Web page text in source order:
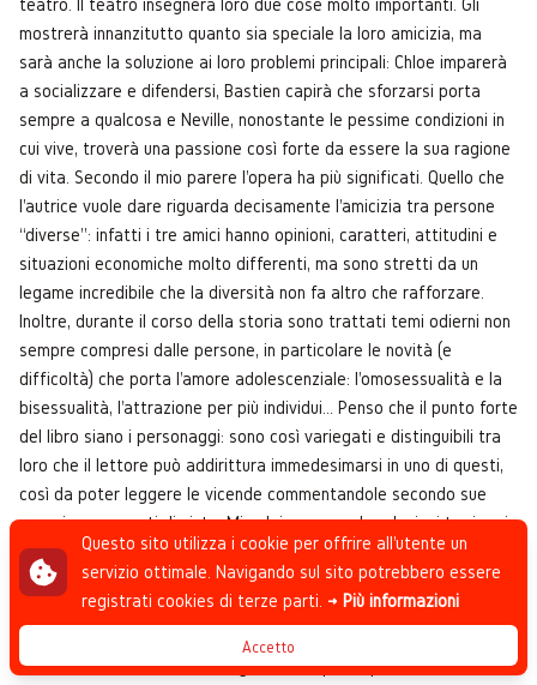
teatro. Il teatro insegnerà loro due cose molto importanti. Gli
mostrerà innanzitutto quanto sia speciale la loro amicizia, ma
sarà anche la soluzione ai loro problemi principali: Chloe imparerà
a socializzare e difendersi, Bastien capirà che sforzarsi porta
sempre a qualcosa e Neville, nonostante le pessime condizioni in
cui vive, troverà una passione così forte da essere la sua ragione
di vita. Secondo il mio parere l'opera ha più significati. Quello che
l'autrice vuole dare riguarda decisamente l'amicizia tra persone
“diverse”: infatti i tre amici hanno opinioni, caratteri, attitudini e
situazioni economiche molto differenti, ma sono stretti da un
legame incredibile che la diversità non fa altro che rafforzare.
Inoltre, durante il corso della storia sono trattati temi odierni non
sempre compresi dalle persone, in particolare le novità (e
difficoltà) che porta l'amore adolescenziale: l'omosessualità e la
bisessualità, l'attrazione per più individui… Penso che il punto forte
del libro siano i personaggi: sono così variegati e distinguibili tra
loro che il lettore può addirittura immedesimarsi in uno di questi,
così da poter leggere le vicende commentandole secondo sue
esperienze e punti di vista. Mi colpisce come le relazioni tra i vari
personaggi siano particolari e dettagliate. Tuttavia, secondo me il
punto debole del libro è proprio il suo cuore: gli avvenimenti. Ho
trovato le vicende piene di monotonia, così tanta che, ad un certo
punto, ho cominciato ad avere la sensazione di leggere sempre le
stesse cose. Tuttavia, verso gli ultimi capitoli questo noioso
Questo sito utilizza i cookie per offrire all'utente un
servizio ottimale. Navigando sul sito potrebbero essere
registrati cookies di terze parti. → Più informazioni
Accetto